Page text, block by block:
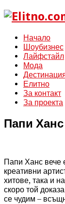
Начало
Шоубизнес
Лайфстайл
Мода
Елитно
За контакт
За проекта
Папи
Папи Ханс вече
креативни
хитове, така и
скоро той
се чудим –